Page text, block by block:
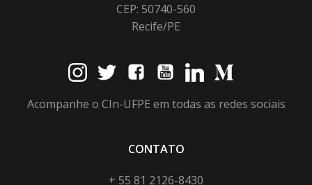
CEP: 50740-560
Recife/PE
Acompanhe o CIn-UFPE em todas as redes sociais
CONTATO
+ 55 81 2126-8430